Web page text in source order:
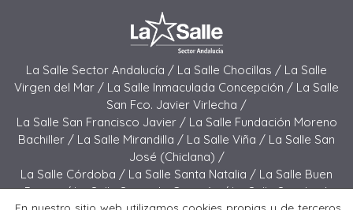
La Salle Sector Andalucía / La Salle Chocillas / La Salle
Virgen del Mar / La Salle Inmaculada Concepción / La Salle
San Fco. Javier Virlecha /
La Salle San Francisco Javier / La Salle Fundación Moreno
Bachiller / La Salle Mirandilla / La Salle Viña / La Salle San
José (Chiclana) /
La Salle Córdoba / La Salle Santa Natalia / La Salle Buen
Pastor /La Salle Sagrado Corazón /La Salle San José